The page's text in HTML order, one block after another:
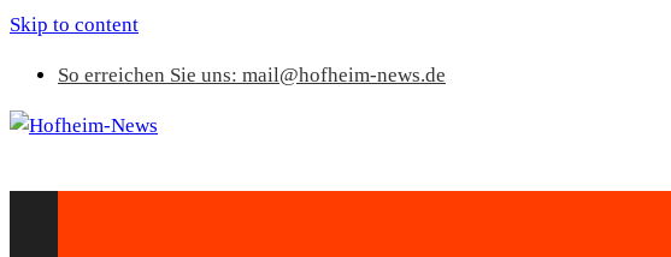
Skip to content
So erreichen Sie uns: mail@hofheim-news.de